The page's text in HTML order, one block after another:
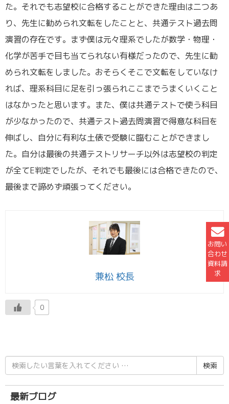
お問い
合わせ
資料請
求
た。それでも志望校に合格することができた理由は二つあ
り、先生に勧められ文転をしたことと、共通テスト過去問
演習の存在です。まず僕は元々理系でしたが数学・物理・
化学が苦手で目も当てられない有様だったので、先生に勧
められ文転をしました。おそらくそこで文転をしていなけ
れば、理系科目に足を引っ張られここまでうまくいくこと
はなかったと思います。また、僕は共通テストで使う科目
が少なかったので、共通テスト過去問演習で得意な科目を
伸ばし、自分に有利な土俵で受験に臨むことができまし
た。自分は最後の共通テストリサーチ以外は志望校の判定
が全てE判定でしたが、それでも最後には合格できたので、
最後まで諦めず頑張ってください。
兼松 校長
0
検
索
結
果:
最新ブログ